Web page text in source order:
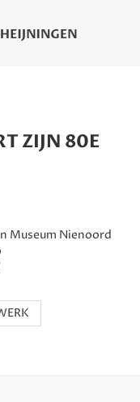
ZIJN 80E
Museum Nienoord